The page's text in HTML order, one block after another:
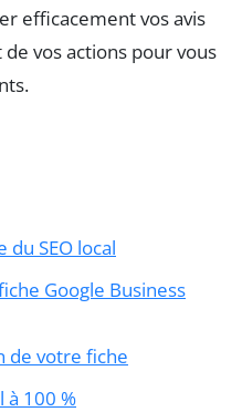
efficacement vos avis
vos actions pour vous
SEO local
Google Business
de votre fiche
100 %